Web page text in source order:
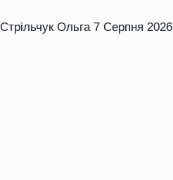
Стрільчук Ольга 7 Серпня 2026